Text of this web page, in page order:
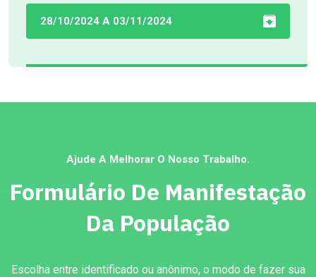
28/10/2024 A 03/11/2024
Ajude A Melhorar O Nosso Trabalho.
Formulário De Manifestação
Da População
Escolha entre identificado ou anônimo, o modo de fazer sua